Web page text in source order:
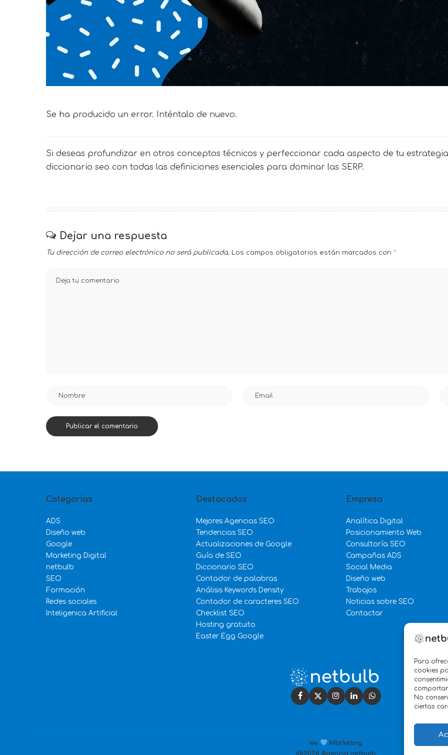
Para
cookies
No
ciertas
Se ha producido un error. Inténtalo de nuevo.
Si deseas profundizar en otros conceptos técnicos y perfeccionar cada aspecto de tu
diccionario seo con todas las definiciones esenciales para dominar las SERP.
Dejar una respuesta
Tu dirección de correo electrónico no será publicada. Los campos obligatorios están marcados con *
Categorías
ADS
Diseño web
Google
Marketing Digital
netbulb
SEO
Formación
Redes sociales
Inteligenica Artificial
Destacados
Mejores Agencias SEO
Tendencias SEO
Actualizaciones de Google
Guía de SEO
Diccionario SEO
Contador de palabras
Análisis Keywords Density
Contador de caracteres SEO
Checklist SEO
Hosting gratuito
Easter Egg Google
Empresa
Analítica Digital
Posicionamiento Web
Consultoría SEO
Campañas ADS
Social Media
Diseño web
Trabajos
Noticias sobre SEO
Contactar
we
Marketing
@2026 Agencia netbulb